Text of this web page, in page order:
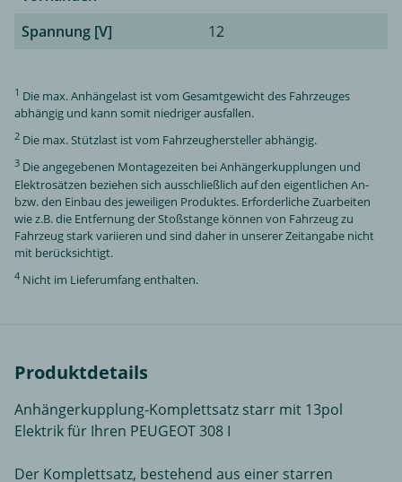
Spannung [V] 12
1 Die max. Anhängelast ist vom Gesamtgewicht des Fahrzeuges
abhängig und kann somit niedriger ausfallen.
2 Die max. Stützlast ist vom Fahrzeughersteller abhängig.
3 Die angegebenen Montagezeiten bei Anhängerkupplungen und
Elektrosätzen beziehen sich ausschließlich auf den eigentlichen An-
bzw. den Einbau des jeweiligen Produktes. Erforderliche Zuarbeiten
wie z.B. die Entfernung der Stoßstange können von Fahrzeug zu
Fahrzeug stark variieren und sind daher in unserer Zeitangabe nicht
mit berücksichtigt.
4 Nicht im Lieferumfang enthalten.
Produktdetails
Anhängerkupplung-Komplettsatz starr mit 13pol
Elektrik für Ihren PEUGEOT 308 I
Der Komplettsatz, bestehend aus einer starren